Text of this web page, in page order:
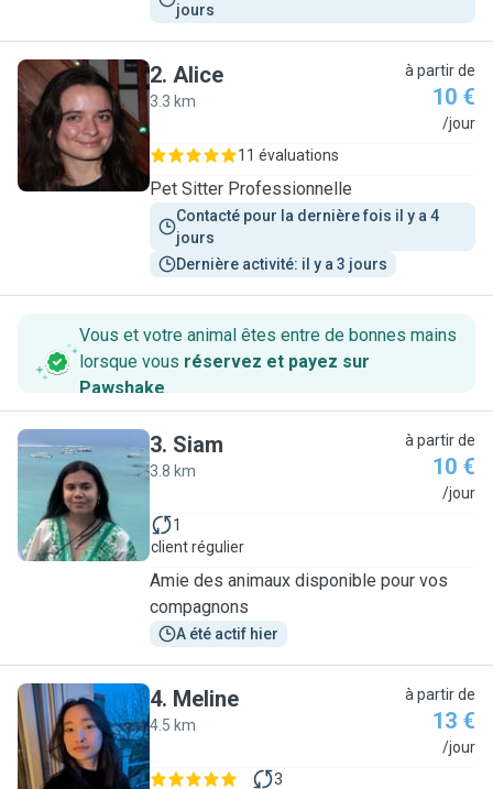
jours
A
2. Alice
3.3 km
à partir de
10 €
/jour
11 évaluations
Pet Sitter Professionnelle
Contacté pour la dernière fois il y a 4
jours
Dernière activité: il y a 3 jours
Vous et votre animal êtes entre de bonnes mains
lorsque vous réservez et payez sur
Pawshake.
S
3. Siam
3.8 km
à partir de
10 €
/jour
1
client régulier
Amie des animaux disponible pour vos
compagnons
A été actif hier
M
4. Meline
4.5 km
à partir de
13 €
/jour
3